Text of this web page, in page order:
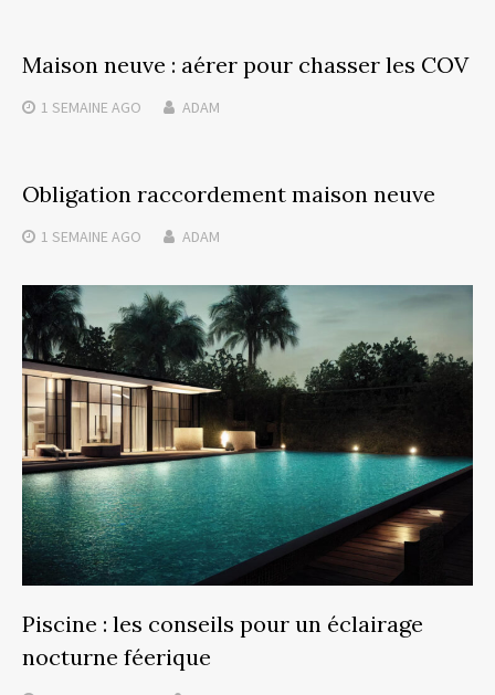
Maison neuve : aérer pour chasser les COV
1 SEMAINE AGO ADAM
Obligation raccordement maison neuve
1 SEMAINE AGO ADAM
Piscine : les conseils pour un éclairage
nocturne féerique